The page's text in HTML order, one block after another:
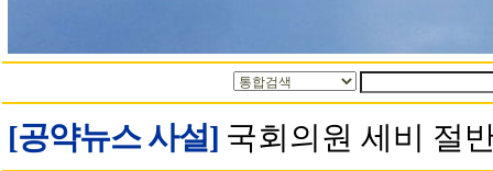
[공약뉴스 사설] 국회의원 세비 절